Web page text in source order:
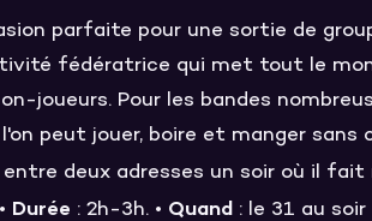
parfaite pour une sortie de
fédératrice qui met tout le
joueurs. Pour les bandes
peut jouer, boire et manger
deux adresses un soir où il fait
Durée : 2h-3h. • Quand : le 31 au